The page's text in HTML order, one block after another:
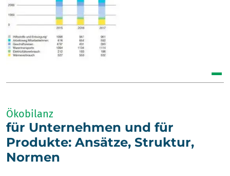
Ökobilanz
für Unternehmen und für
Produkte: Ansätze, Struktur,
Normen